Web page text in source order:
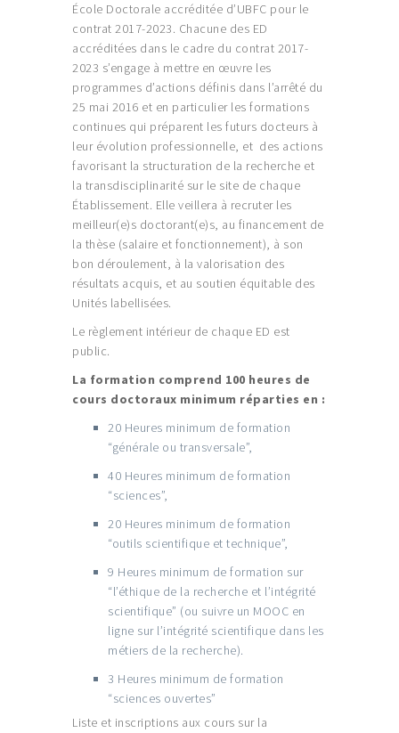
École Doctorale accréditée d’UBFC pour le
contrat 2017-2023. Chacune des ED
accréditées dans le cadre du contrat 2017-
2023 s’engage à mettre en œuvre les
programmes d’actions définis dans l’arrêté du
25 mai 2016 et en particulier les formations
continues qui préparent les futurs docteurs à
leur évolution professionnelle, et des actions
favorisant la structuration de la recherche et
la transdisciplinarité sur le site de chaque
Établissement. Elle veillera à recruter les
meilleur(e)s doctorant(e)s, au financement de
la thèse (salaire et fonctionnement), à son
bon déroulement, à la valorisation des
résultats acquis, et au soutien équitable des
Unités labellisées.
Le règlement intérieur de chaque ED est
public.
La formation comprend 100 heures de
cours doctoraux minimum réparties en :
20 Heures minimum de formation
“générale ou transversale”,
40 Heures minimum de formation
“sciences”,
20 Heures minimum de formation
“outils scientifique et technique”,
9 Heures minimum de formation sur
“l’éthique de la recherche et l’intégrité
scientifique” (ou suivre un MOOC en
ligne sur l’intégrité scientifique dans les
métiers de la recherche).
3 Heures minimum de formation
“sciences ouvertes”
Liste et inscriptions aux cours sur la